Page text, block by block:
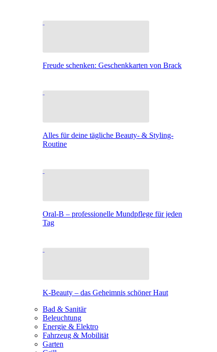
Freude schenken: Geschenkkarten von Brack
Alles für deine tägliche Beauty- & Styling-
Routine
Oral-B – professionelle Mundpflege für jeden
Tag
K-Beauty – das Geheimnis schöner Haut
Bad & Sanitär
Beleuchtung
Energie & Elektro
Fahrzeug & Mobilität
Garten